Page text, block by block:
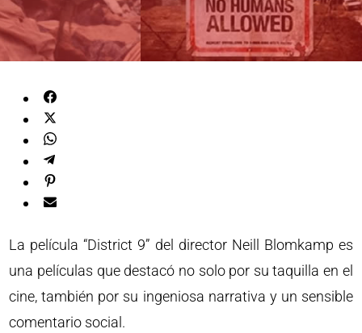
La película “District 9” del director Neill Blomkamp es
una películas que destacó no solo por su taquilla en el
cine, también por su ingeniosa narrativa y un sensible
comentario social.